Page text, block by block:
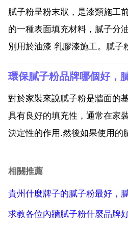
滑膩手感，所以說這個耐水膩
修材料。2...
膩子粉呈粉末狀，是漆類施工
的一種表面填充材料，膩子分
別用於油漆 乳膠漆施工。膩子
種傳統工藝的產品，用法只需
主要是在塗裝時對牆面進行處
進行塗...
對於家裝來說膩子粉是牆面的
具有良好的填充性，通常在家
決定性的作用.然後如果使用的
的選擇是有環保性膩子粉。對
相關推薦
貴州什麼牌子的膩子粉最好，